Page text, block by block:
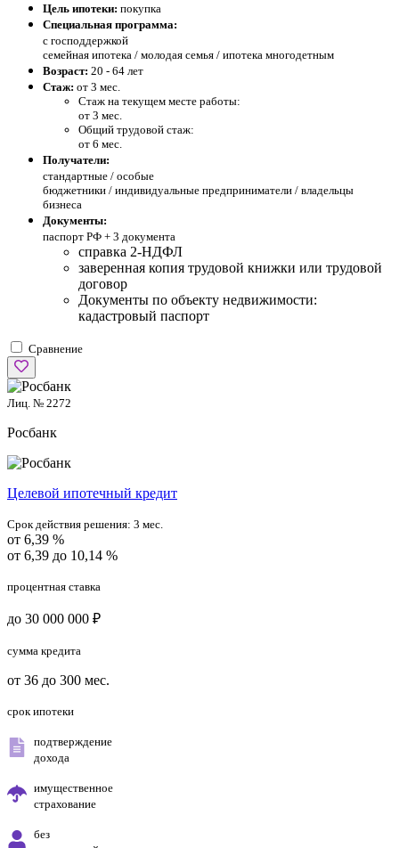
Цель ипотеки: покупка
Специальная программа:
с господдержкой
семейная ипотека / молодая семья / ипотека многодетным
Возраст: 20 - 64 лет
Стаж: от 3 мес.
Стаж на текущем месте работы:
от 3 мес.
Общий трудовой стаж:
от 6 мес.
Получатели:
стандартные / особые
бюджетники / индивидуальные предприниматели / владельцы
бизнеса
Документы:
паспорт РФ + 3 документа
справка 2-НДФЛ
заверенная копия трудовой книжки или трудовой
договор
Документы по объекту недвижимости:
кадастровый паспорт
Сравнение
Лиц. № 2272
Росбанк
Целевой ипотечный кредит
Срок действия решения: 3 мес.
от 6,39 %
от 6,39 до 10,14 %
процентная ставка
до 30 000 000 ₽
сумма кредита
от 36 до 300 мес.
срок ипотеки
подтверждение
дохода
имущественное
страхование
без